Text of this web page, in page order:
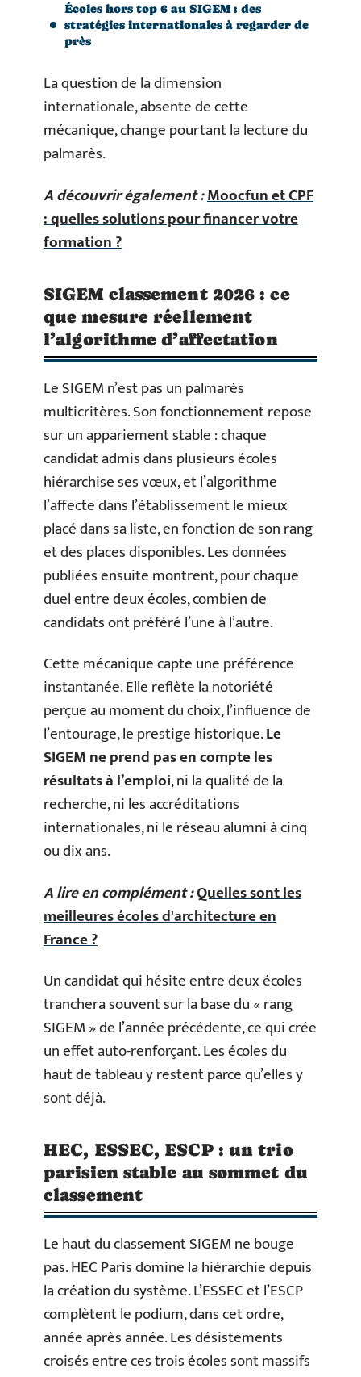
Écoles hors top 6 au SIGEM : des
stratégies internationales à regarder de
près
La question de la dimension
internationale, absente de cette
mécanique, change pourtant la lecture du
palmarès.
A découvrir également :Moocfun et CPF
: quelles solutions pour financer votre
formation ?
SIGEM classement 2026 : ce
que mesure réellement
l’algorithme d’affectation
Le SIGEM n’est pas un palmarès
multicritères. Son fonctionnement repose
sur un appariement stable : chaque
candidat admis dans plusieurs écoles
hiérarchise ses vœux, et l’algorithme
l’affecte dans l’établissement le mieux
placé dans sa liste, en fonction de son rang
et des places disponibles. Les données
publiées ensuite montrent, pour chaque
duel entre deux écoles, combien de
candidats ont préféré l’une à l’autre.
Cette mécanique capte une préférence
instantanée. Elle reflète la notoriété
perçue au moment du choix, l’influence de
l’entourage, le prestige historique.Le
SIGEM ne prend pas en compte les
résultats à l’emploi, ni la qualité de la
recherche, ni les accréditations
internationales, ni le réseau alumni à cinq
ou dix ans.
A lire en complément :Quelles sont les
meilleures écoles d'architecture en
France ?
Un candidat qui hésite entre deux écoles
tranchera souvent sur la base du « rang
SIGEM » de l’année précédente, ce qui crée
un effet auto-renforçant. Les écoles du
haut de tableau y restent parce qu’elles y
sont déjà.
HEC, ESSEC, ESCP : un trio
parisien stable au sommet du
classement
Le haut du classement SIGEM ne bouge
pas. HEC Paris domine la hiérarchie depuis
la création du système. L’ESSEC et l’ESCP
complètent le podium, dans cet ordre,
année après année. Les désistements
croisés entre ces trois écoles sont massifs